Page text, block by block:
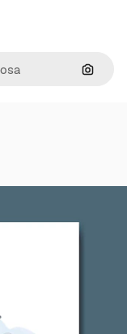
Cerca